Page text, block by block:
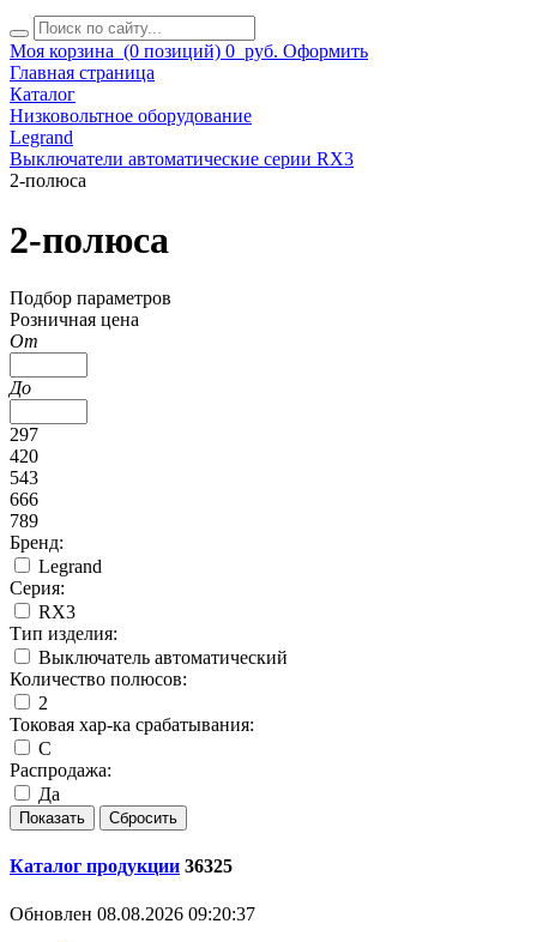
Моя корзина (0 позиций) 0 руб. Оформить
Главная страница
Каталог
Низковольтное оборудование
Legrand
Выключатели автоматические серии RX3
2-полюса
2-полюса
Подбор параметров
Розничная цена
От
До
297
420
543
666
789
Бренд:
Legrand
Серия:
RX3
Тип изделия:
Выключатель автоматический
Количество полюсов:
2
Токовая хар-ка срабатывания:
C
Распродажа:
Да
Каталог продукции 36325
Обновлен 08.08.2026 09:20:37